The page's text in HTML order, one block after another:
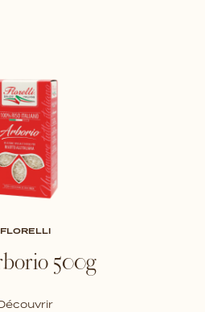
FLORELLI
500g